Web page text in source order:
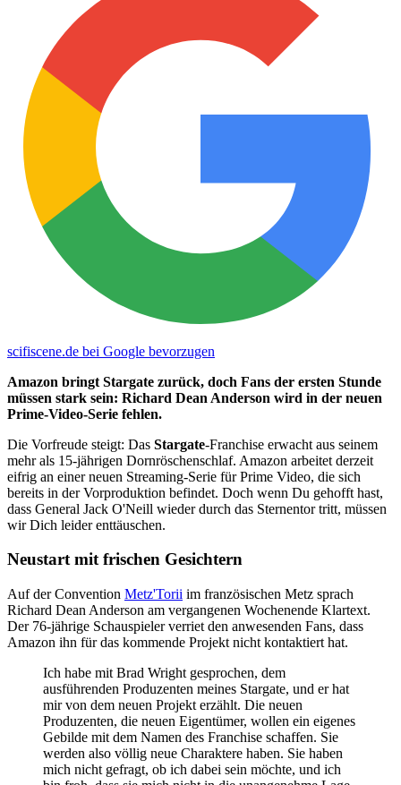
scifiscene.de bei Google bevorzugen
Amazon bringt Stargate zurück, doch Fans der ersten Stunde
müssen stark sein: Richard Dean Anderson wird in der neuen
Prime-Video-Serie fehlen.
Die Vorfreude steigt: Das Stargate-Franchise erwacht aus seinem
mehr als 15-jährigen Dornröschenschlaf. Amazon arbeitet derzeit
eifrig an einer neuen Streaming-Serie für Prime Video, die sich
bereits in der Vorproduktion befindet. Doch wenn Du gehofft hast,
dass General Jack O'Neill wieder durch das Sternentor tritt, müssen
wir Dich leider enttäuschen.
Neustart mit frischen Gesichtern
Auf der Convention Metz'Torii im französischen Metz sprach
Richard Dean Anderson am vergangenen Wochenende Klartext.
Der 76-jährige Schauspieler verriet den anwesenden Fans, dass
Amazon ihn für das kommende Projekt nicht kontaktiert hat.
Ich habe mit Brad Wright gesprochen, dem
ausführenden Produzenten meines Stargate, und er hat
mir von dem neuen Projekt erzählt. Die neuen
Produzenten, die neuen Eigentümer, wollen ein eigenes
Gebilde mit dem Namen des Franchise schaffen. Sie
werden also völlig neue Charaktere haben. Sie haben
mich nicht gefragt, ob ich dabei sein möchte, und ich